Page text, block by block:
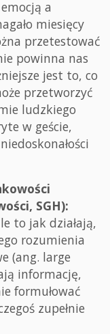
a
miesięcy
przetestować
powinna nas
jest to, co
przetworzyć
ludzkiego
w geście,
SGH):
to jak działają,
rozumienia
(ang. large
informację,
formułować
zupełnie